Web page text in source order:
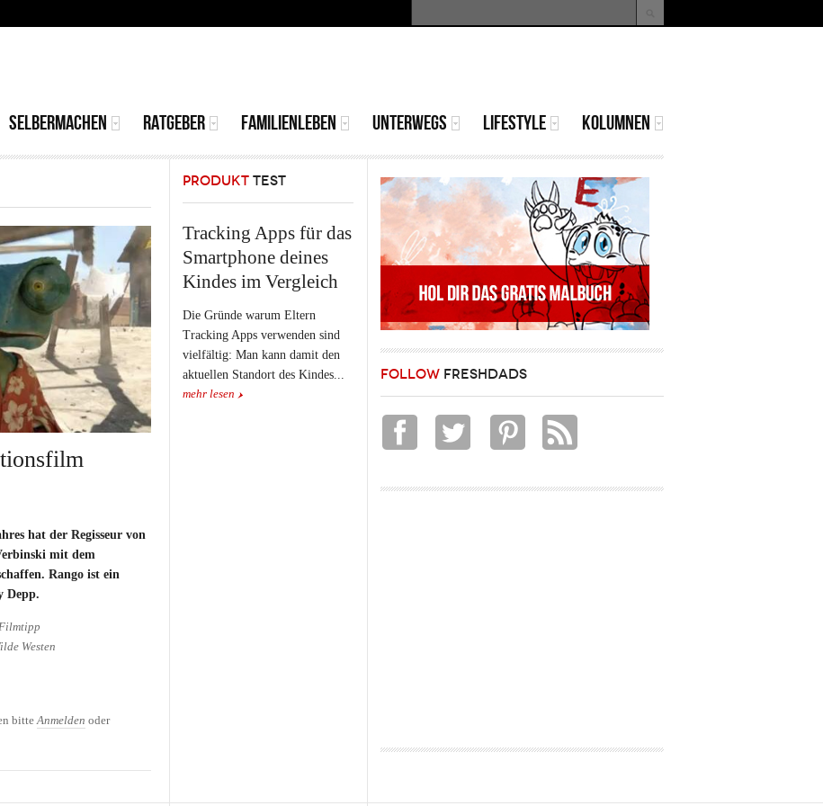
Suchformular
MAINMENU
SELBERMACHEN RATGEBER FAMILIENLEBEN UNTERWEGS LIFESTYLE KOLUMNEN
hat der Regisseur von
mit dem
Rango ist ein
Depp.
Westen
RANGO
bitteAnmelden oder
PRODUKT TEST
Tracking Apps für das
Smartphone deines
Kindes im Vergleich
Die Gründe warum Eltern
Tracking Apps verwenden sind
vielfältig: Man kann damit den
aktuellen Standort des Kindes...
mehr lesen
FOLLOW FRESHDADS